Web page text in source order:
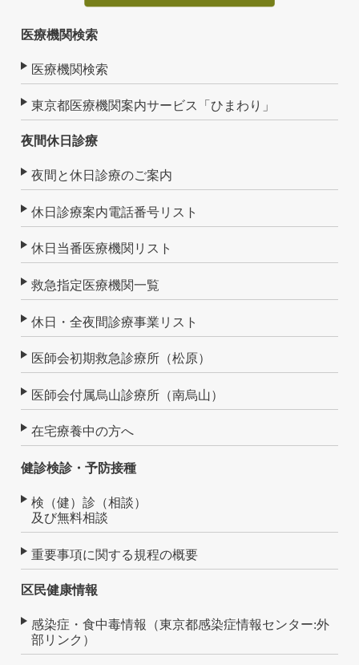
医療機関検索
医療機関検索
東京都医療機関案内サービス「ひまわり」
夜間休日診療
夜間と休日診療のご案内
休日診療案内電話番号リスト
休日当番医療機関リスト
救急指定医療機関一覧
休日・全夜間診療事業リスト
医師会初期救急診療所（松原）
医師会付属烏山診療所（南烏山）
在宅療養中の方へ
健診検診・予防接種
検（健）診（相談）
及び無料相談
重要事項に関する規程の概要
区民健康情報
感染症・食中毒情報（東京都感染症情報センター:外
部リンク）